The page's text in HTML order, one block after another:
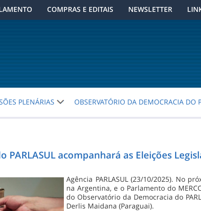
COMPRAS E EDITAIS NEWSLETTER
PLENÁRIAS OBSERVATÓRIO DA DEMOCRACIA DO
PARLASUL acompanhará as Eleições
Agência PARLASUL (23/10/2025). No
na Argentina, e o Parlamento do
do Observatório da Democracia do
Derlis Maidana (Paraguai).